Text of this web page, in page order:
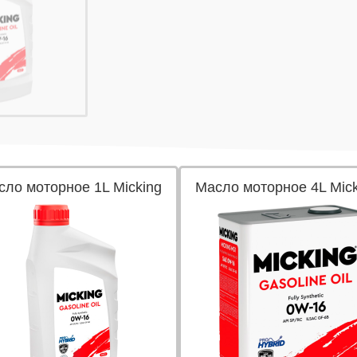
моторное 1L Micking Масло моторное 4L